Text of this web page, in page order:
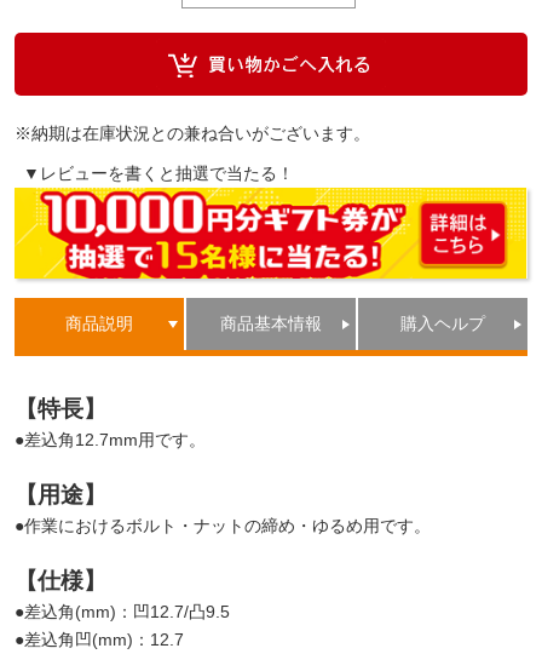
※納期は在庫状況との兼ね合いがございます。
▼レビューを書くと抽選で当たる！
商品説明 商品基本情報 購入ヘルプ
【特長】
●差込角12.7mm用です。
【用途】
●作業におけるボルト・ナットの締め・ゆるめ用です。
【仕様】
●差込角(mm)：凹12.7/凸9.5
●差込角凹(mm)：12.7